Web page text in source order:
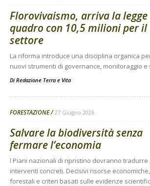
Florovivaismo, arriva la legge
quadro con 10,5 milioni per il
settore
La riforma introduce una disciplina organica
nuovi strumenti di governance, monitoraggio e
Di Redazione Terra e Vita
FORESTAZIONE 27 Giugno 2026
Salvare la biodiversità senza
fermare l’economia
I Piani nazionali di ripristino dovranno tradurre
interventi concreti. Decisivi risorse
forestali e criteri basati sulle evidenze